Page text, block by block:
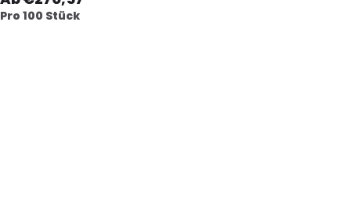
Pro 100 Stück